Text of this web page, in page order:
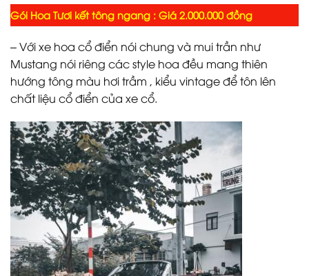
Gói Hoa Tươi kết tông ngang : Giá 2.000.000 đồng
– Với xe hoa cổ điển nói chung và mui trần như
Mustang nói riêng các style hoa đều mang thiên
hướng tông màu hơi trầm , kiểu vintage để tôn lên
chất liệu cổ điển của xe cổ.